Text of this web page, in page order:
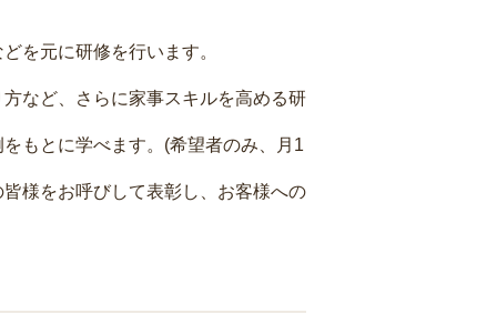
を元に研修を行います。
など、さらに家事スキルを高める研
もとに学べます。(希望者のみ、月1
様をお呼びして表彰し、お客様への